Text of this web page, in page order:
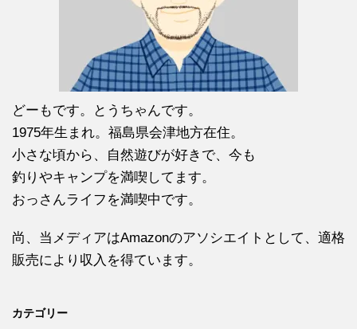
どーもです。とうちゃんです。
1975年生まれ。福島県会津地方在住。
小さな頃から、自然遊びが好きで、今も
釣りやキャンプを満喫してます。
おっさんライフを満喫中です。
尚、当メディアはAmazonのアソシエイトとして、適格
販売により収入を得ています。
カテゴリー